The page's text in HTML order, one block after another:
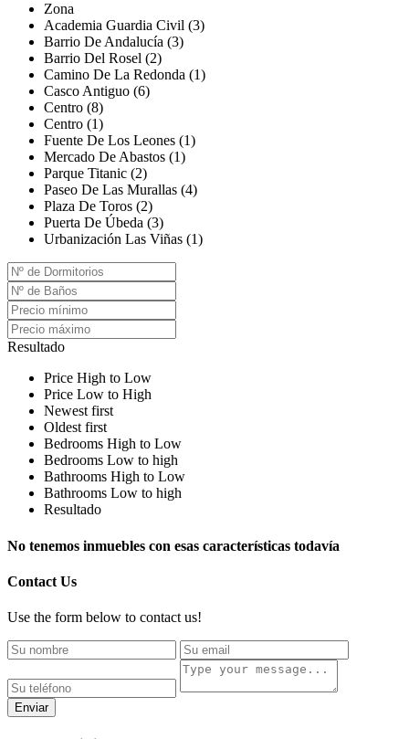
Zona
Academia Guardia Civil (3)
Barrio De Andalucía (3)
Barrio Del Rosel (2)
Camino De La Redonda (1)
Casco Antiguo (6)
Centro (8)
Centro (1)
Fuente De Los Leones (1)
Mercado De Abastos (1)
Parque Titanic (2)
Paseo De Las Murallas (4)
Plaza De Toros (2)
Puerta De Úbeda (3)
Urbanización Las Viñas (1)
Resultado
Price High to Low
Price Low to High
Newest first
Oldest first
Bedrooms High to Low
Bedrooms Low to high
Bathrooms High to Low
Bathrooms Low to high
Resultado
No tenemos inmuebles con esas características todavía
Contact Us
Use the form below to contact us!
Enviar